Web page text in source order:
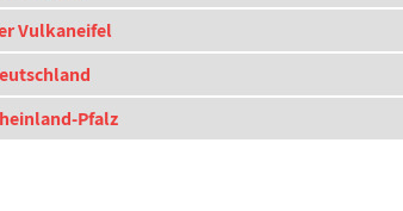
Vulkaneifel
Pfalz